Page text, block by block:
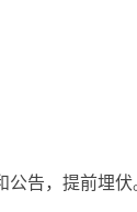
公告，提前埋伏